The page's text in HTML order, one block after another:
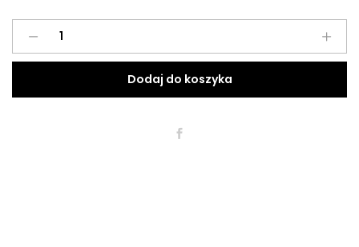
Tkanina
leżak
quantity
Dodaj do koszyka